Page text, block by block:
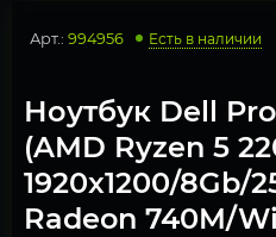
Арт.: 994956 Есть в наличии
Ноутбук Dell Pro
(AMD Ryzen 5
1920x1200/8Gb/
Radeon 740M/